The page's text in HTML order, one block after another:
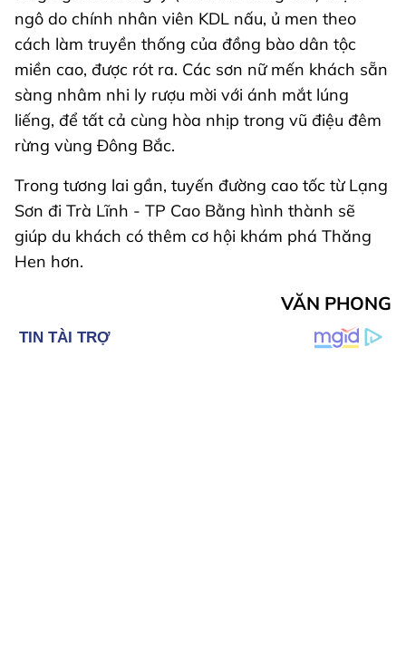
ngô do chính nhân viên KDL nấu, ủ men theo
cách làm truyền thống của đồng bào dân tộc
miền cao, được rót ra. Các sơn nữ mến khách sẵn
sàng nhâm nhi ly rượu mời với ánh mắt lúng
liếng, để tất cả cùng hòa nhịp trong vũ điệu đêm
rừng vùng Đông Bắc.
Trong tương lai gần, tuyến đường cao tốc từ Lạng
Sơn đi Trà Lĩnh - TP Cao Bằng hình thành sẽ
giúp du khách có thêm cơ hội khám phá Thăng
Hen hơn.
VĂN PHONG